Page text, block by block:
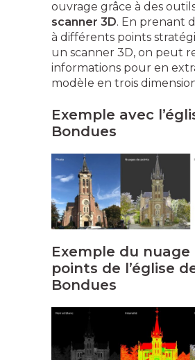
ouvrage grâce à des
scanner 3D. En prenant
à différents points
un scanner 3D, on peut
informations pour en
modèle en trois
Exemple avec
Bondues
Exemple du nuage
points de l’église
Bondues